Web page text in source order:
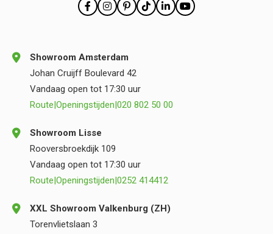
Showroom Amsterdam
Johan Cruijff Boulevard 42
Vandaag open tot 17:30 uur
Route|Openingstijden|020 802 50 00
Showroom Lisse
Rooversbroekdijk 109
Vandaag open tot 17:30 uur
Route|Openingstijden|0252 414412
XXL Showroom Valkenburg (ZH)
Torenvlietslaan 3